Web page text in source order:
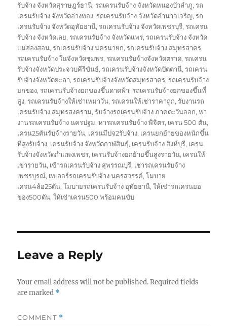
รับจ้าง จังหวัดสุราษฎร์ธานี,รถเครนรับจ้าง จังหวัดหนองบัวลำภู,รถ
เครนรับจ้าง จังหวัดอ่างทอง,รถเครนรับจ้าง จังหวัดอำนาจเจริญ,รถ
เครนรับจ้าง จังหวัดอุทัยธานี,รถเครนรับจ้าง จังหวัดเพชรบุรี,รถเครน
รับจ้าง จังหวัดเลย,รถเครนรับจ้าง จังหวัดแพร่,รถเครนรับจ้าง จังหวัด
แม่ฮ่องสอน,รถเครนรับจ้าง นครนายก,รถเครนรับจ้าง สมุทรสาคร,
รถเครนรับจ้าง ในจังหวัดชุมพร,รถเครนรับจ้างจังหวัดตราด,รถเครน
รับจ้างจังหวัดประจวบคีรีขันธ์,รถเครนรับจ้างจังหวัดปัตตานี,รถเครน
รับจ้างจังหวัดยะลา,รถเครนรับจ้างจังหวัดสมุทรสาคร,รถเครนรับจ้าง
ยกของ,รถเครนรับจ้างยกของขึ้นดาดฟ้า,รถเครนรับจ้างยกของขึ้นที่
สูง,รถเครนรับจ้างให้เช่าเหมาวัน,รถเครนให้เช่าราคาถูก,รับงานรถ
เครนรับจ้าง สมุทรสงคราม,รับจ้างรถเครนรับจ้าง ภาคตะวันออก,หา
งานรถเครนรับจ้าง นครปฐม,หารถเครนรับจ้าง พิจิตร, เครน 500 ตัน,
เครน25ตันรับจ้างรายวัน, เครนมีปจ2รับจ้าง, เครนยกย้ายของหนักขึ้น
ที่สูงรับจ้าง, เครนรับจ้าง จังหวัดกาฬสินธุ์, เครนรับจ้าง สิงห์บุรี, เครน
รับจ้างจังหวัดกำแพงเพชร, เครนรับจ้างยกย้ายขึ้นสูงรายวัน, เครนให้
เข่ารายวัน, เช้ารถเครนรับจ้าง สุพรรณบุรี, เช่ารถเครนรับจ้าง
เพชรบูรณ์, เทเลอร์รถเครนรับจ้าง นครสวรรค์,โมบาย
เครน4ล้อ25ตัน,โมบายรถเครนรับจ้าง อุทัยธานี,ให้เช่ารถเครนยอ
ของ500ตัน,ให้เช่าเครน500 พร้อมคนขับ
Leave a Reply
Your email address will not be published. Required fields
are marked *
COMMENT *